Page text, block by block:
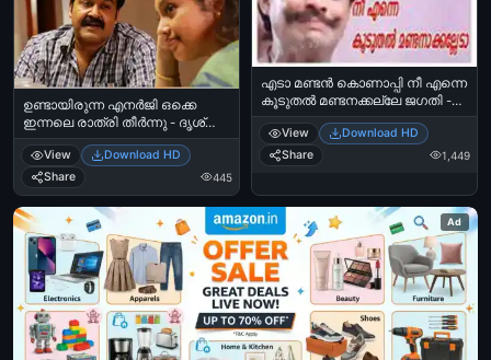
ഉണ്ടായിരുന്ന എനര്‍ജി ഒക്കെ
ഇന്നലെ രാത്രി തീര്‍ന്നു - ദൃശ്യം
- മോഹന്‍ലാല്‍ - Undaayirunna
Energy Okke Innale Raathri
Theernnu - Mohanlal in Dhrishyam
View
Download HD
Share
445
എടാ മണ്ടൻ കൊണാപ്പി നീ എന്നെ
കൂടുതൽ മണ്ടനക്കല്ലേ ജഗതി -
Eda mandan konappi nee enne
kooduthal mandanakkalle
View
Download HD
Share
1,449
Ad